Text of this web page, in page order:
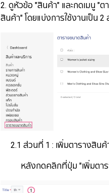
2. ดูหัวข้อ "สินค้า" และกดเมนู "
สินค้า" โดยแบ่งการใช้งานเป็น 2
2.1 ส่วนที่ 1 : เพิ่มตารางสินค้
หลังกดคลิกที่ปุ่ม "เพิ่มตารา